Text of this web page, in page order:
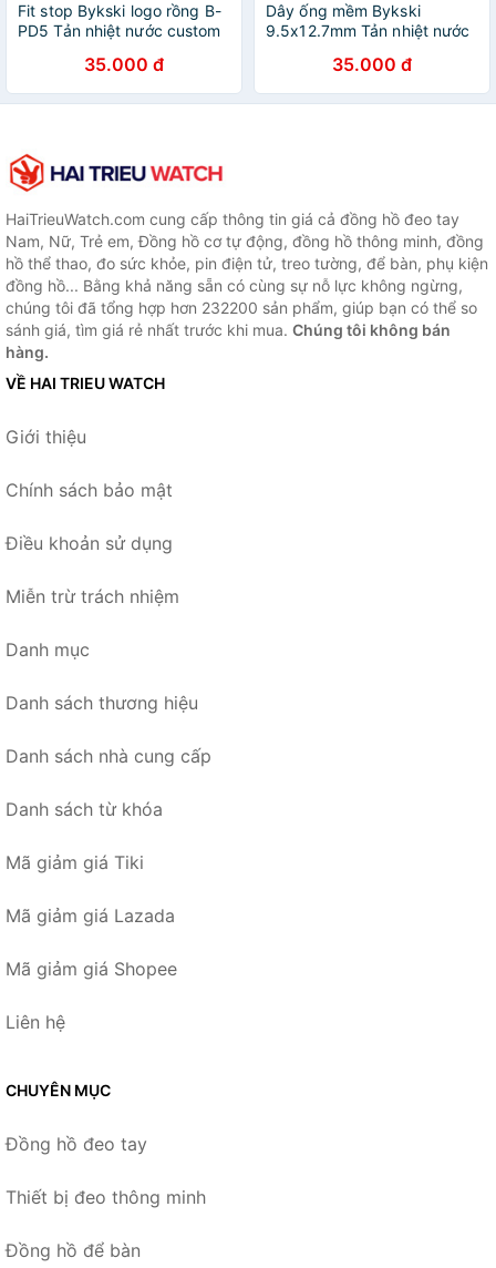
Fit stop Bykski logo rồng B-
PD5 Tản nhiệt nước custom
35.000 đ
Dây ống mềm Bykski
9.5x12.7mm Tản nhiệt nước
35.000 đ
HaiTrieuWatch.com cung cấp thông tin giá cả đồng hồ đeo tay
Nam, Nữ, Trẻ em, Đồng hồ cơ tự động, đồng hồ thông minh, đồng
hồ thể thao, đo sức khỏe, pin điện tử, treo tường, để bàn, phụ kiện
đồng hồ... Bằng khả năng sẵn có cùng sự nỗ lực không ngừng,
chúng tôi đã tổng hợp hơn 232200 sản phẩm, giúp bạn có thể so
sánh giá, tìm giá rẻ nhất trước khi mua. Chúng tôi không bán
hàng.
VỀ HAI TRIEU WATCH
Giới thiệu
Chính sách bảo mật
Điều khoản sử dụng
Miễn trừ trách nhiệm
Danh mục
Danh sách thương hiệu
Danh sách nhà cung cấp
Danh sách từ khóa
Mã giảm giá Tiki
Mã giảm giá Lazada
Mã giảm giá Shopee
Liên hệ
CHUYÊN MỤC
Đồng hồ đeo tay
Thiết bị đeo thông minh
Đồng hồ để bàn